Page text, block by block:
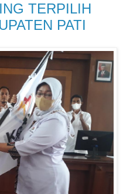
TERPILIH
PATI